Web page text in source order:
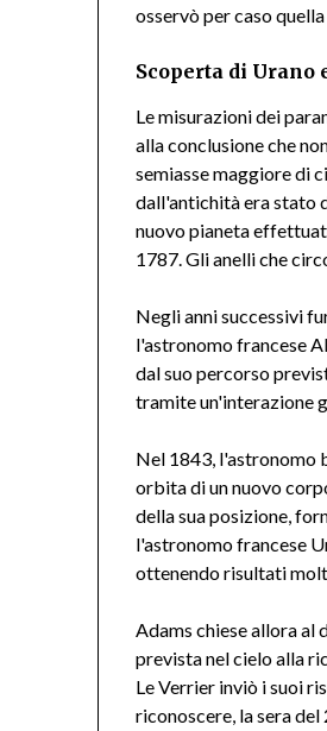
osservò per caso
Scoperta di Urano
Le misurazioni dei
alla conclusione che
semiasse maggiore di
dall'antichità era stato
nuovo pianeta
1787. Gli anelli che
Negli anni successivi
l'astronomo francese
dal suo percorso
tramite un'interazione
Nel 1843, l'astronomo
orbita di un nuovo
della sua posizione,
l'astronomo francese
ottenendo risultati
Adams chiese allora al
prevista nel cielo alla
Le Verrier inviò i suoi
riconoscere, la sera